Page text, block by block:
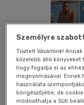
Kívánságlistához adom
Személyre
Tisztelt Vásárlónk!
közelebb álló könyveket
hogy fogadja el az
megnyomásával. Ennek
használata
böngészőjébe, de
módosíthatja a Süti